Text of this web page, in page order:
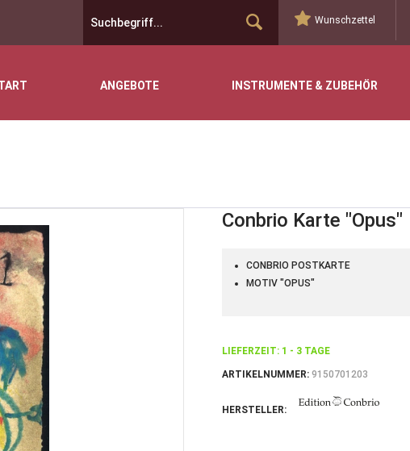
Wunschzettel
ANGEBOTE INSTRUMENTE & ZUBEHÖR
Conbrio Karte "Opus"
CONBRIO POSTKARTE
MOTIV "OPUS"
LIEFERZEIT: 1 - 3 TAGE
ARTIKELNUMMER: 9150701203
HERSTELLER: